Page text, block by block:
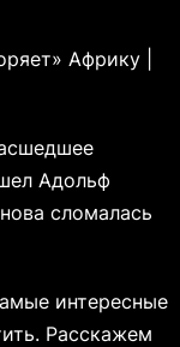
Африку |
Адольф
сломалась
интересные
Расскажем